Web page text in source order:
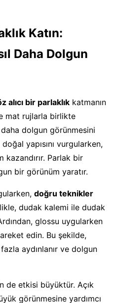
Katın:
Daha Dolgun
alıcı bir parlaklık katmanın
mat rujlarla birlikte
daha dolgun görünmesini
yapısını vurgularken,
kazandırır. Parlak bir
bir görünüm yaratır.
doğru teknikler
dudak kalemi ile dudak
glossu uygularken
edin. Bu şekilde,
aydınlanır ve dolgun
de etkisi büyüktür. Açık
görünmesine yardımcı